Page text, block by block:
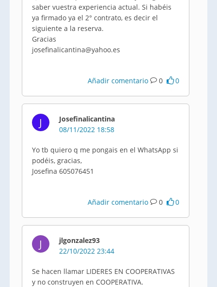
saber vuestra experiencia actual. Si habéis
ya firmado ya el 2° contrato, es decir el
siguiente a la reserva.
Gracias
josefinalicantina@yahoo.es
Añadir comentario 0 0
J
Josefinalicantina
08/11/2022 18:58
Yo tb quiero q me pongais en el WhatsApp si
podéis, gracias,
Josefina 605076451
Añadir comentario 0 0
J
jlgonzalez93
22/10/2022 23:44
Se hacen llamar LIDERES EN COOPERATIVAS
y no construyen en COOPERATIVA.